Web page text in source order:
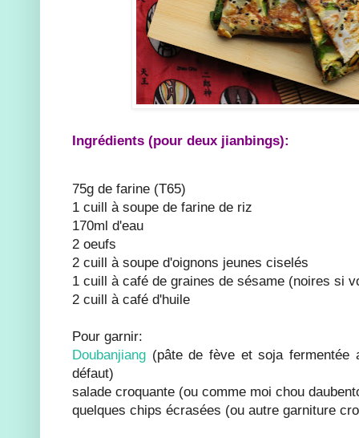
Ingrédients (pour deux jianbings):
75g de farine (T65)
1 cuill à soupe de farine de riz
170ml d'eau
2 oeufs
2 cuill à soupe d'oignons jeunes ciselés
1 cuill à café de graines de sésame (noires si
2 cuill à café d'huile
Pour garnir:
Doubanjiang (pâte de fève et soja fermentée
défaut)
salade croquante (ou comme moi chou
quelques chips écrasées (ou autre garniture